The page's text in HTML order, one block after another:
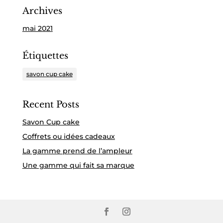
Archives
mai 2021
Étiquettes
savon cup cake
Recent Posts
Savon Cup cake
Coffrets ou idées cadeaux
La gamme prend de l’ampleur
Une gamme qui fait sa marque